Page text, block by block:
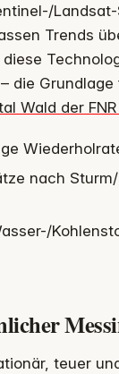
Trends
die Grundlage
Wald der
nach
teuer